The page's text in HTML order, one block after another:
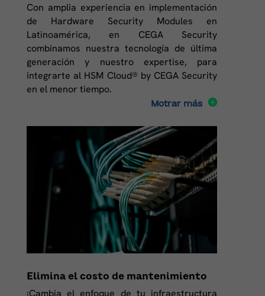
Con amplia experiencia en implementación
de Hardware Security Modules en
Latinoamérica, en CEGA Security
combinamos nuestra tecnología de última
generación y nuestro expertise, para
integrarte al HSM Cloud® by CEGA Security
en el menor tiempo.
Motrar más
Elimina el costo de mantenimiento
¡Cambia el enfoque de tu infraestructura